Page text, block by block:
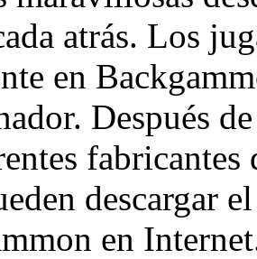
atrás. Los
en
Después
descargar
en